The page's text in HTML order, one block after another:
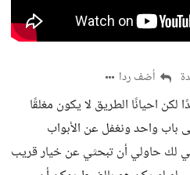
أضف ردا
احيانًا الطريق لا يكون مغلقًا
واحد ونغفل عن الأبواب
لك حاولي أن تبحثي عن خيار قريب